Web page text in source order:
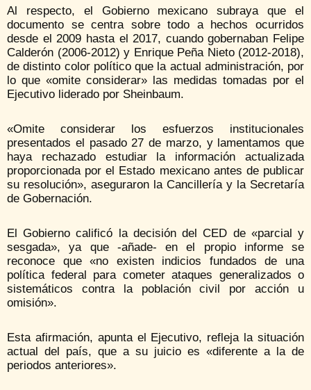
Al respecto, el Gobierno mexicano subraya que el
documento se centra sobre todo a hechos ocurridos
desde el 2009 hasta el 2017, cuando gobernaban Felipe
Calderón (2006-2012) y Enrique Peña Nieto (2012-2018),
de distinto color político que la actual administración, por
lo que «omite considerar» las medidas tomadas por el
Ejecutivo liderado por Sheinbaum.
«Omite considerar los esfuerzos institucionales
presentados el pasado 27 de marzo, y lamentamos que
haya rechazado estudiar la información actualizada
proporcionada por el Estado mexicano antes de publicar
su resolución», aseguraron la Cancillería y la Secretaría
de Gobernación.
El Gobierno calificó la decisión del CED de «parcial y
sesgada», ya que -añade- en el propio informe se
reconoce que «no existen indicios fundados de una
política federal para cometer ataques generalizados o
sistemáticos contra la población civil por acción u
omisión».
Esta afirmación, apunta el Ejecutivo, refleja la situación
actual del país, que a su juicio es «diferente a la de
periodos anteriores».